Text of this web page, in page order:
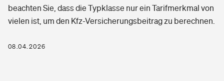
Berufshaftpflichtversicherung
Photovoltaik
Wärmepumpen versichern
Rechts­schutz­ver­si­che­rung
Private Krankenversicherung
beachten Sie, dass die Typklasse nur ein Tarifmerkmal von
vielen ist, um den Kfz-Versicherungsbeitrag zu berechnen.
08.04.2026